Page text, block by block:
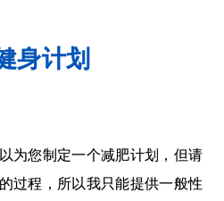
身计划
为您制定一个减肥计划，但请
过程，所以我只能提供一般性